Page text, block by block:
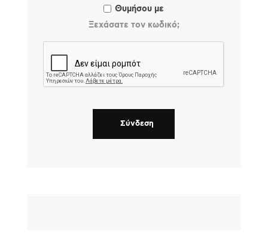
Θυμήσου με
Ξεχάσατε τον κωδικό;